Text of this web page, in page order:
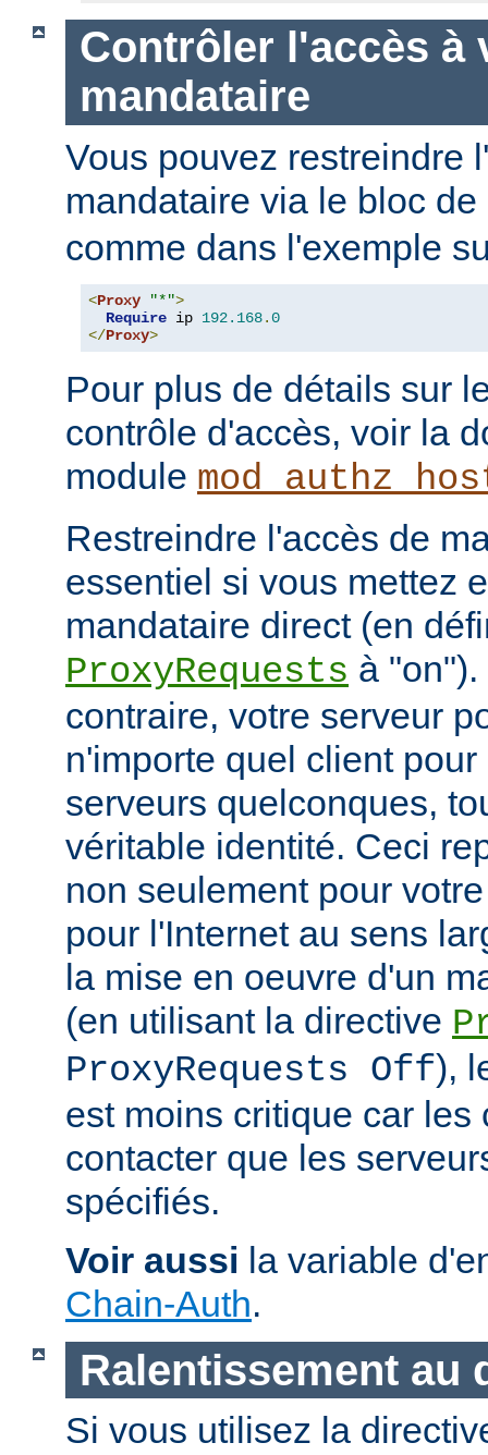
Contrôler l'accès à
mandataire
Vous pouvez restreindre
mandataire via le bloc
comme dans l'exemple
<Proxy "*">
Require ip 192.168.0
</Proxy>
Pour plus de détails sur
contrôle d'accès, voir la
module
Restreindre l'accès de
essentiel si vous mettez
mandataire direct (en
ProxyRequests à
contraire, votre serveur
n'importe quel client
serveurs quelconques,
véritable identité. Ceci
non seulement pour
pour l'Internet au sens
la mise en oeuvre d'un
(en utilisant la directive
ProxyRequests Off),
est moins critique car les
contacter que les
spécifiés.
Voir aussi la variable
Chain-Auth.
Ralentissement au
Si vous utilisez la